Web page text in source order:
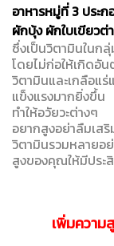
อาหารหมู่ที่ 3 ประ
ผักบุ้ง ผักใบเขียว
ซึ่งเป็นวิตามินในก
โดยไม่ก่อให้เกิดอั
วิตามินและเกลือแ
แข็งแรงมากยิ่งขึ้
ทำให้อวัยวะต่างๆ
อยากสูงอย่าลืมเส
วิตามินรวมหลายอ
สูงของคุณให้มีประ
เพิ่มความ